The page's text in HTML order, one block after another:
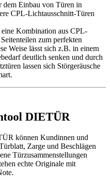
dem Einbau von Türen in
CPL-Lichtausschnitt-Türen
Kombination aus CPL-
zum perfekten
Weise lässt sich z.B. in einem
deutlich senken und durch
lassen sich Störgeräusche
DIETÜR
können Kundinnen und
Zarge und Beschlägen
Türzusammenstellungen
echte Originale mit